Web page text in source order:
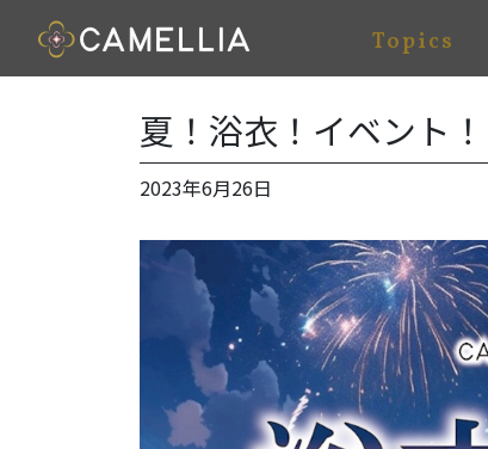
Topics
夏！浴衣！イベント！
2023年6月26日